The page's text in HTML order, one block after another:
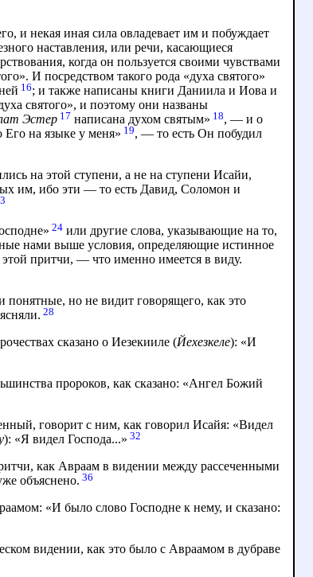
и некая иная сила овладевает им и побуждает
наставления, или речи, касающиеся
когда он пользуется своими чувствами
И посредством такого рода «духа святого»
16; и также написаны книги Даниила и Иова и
святого», и поэтому они названы
Эстер 17 написана духом святым» 18, — и о
Его на языке у меня» 19, — то есть Он побудил
на этой ступени, а не на ступени Исайи,
им, ибо эти — то есть Давид, Соломон и
24 или другие слова, указывающие на то,
нами выше условия, определяющие истинное
этой притчи, — что именно имеется в виду.
но не видит говорящего, как это
28
сказано о Иезекииле (Йехезкеле): «И
пророков, как сказано: «Ангел Божий
говорит с ним, как говорил Исайя: «Видел
): «Я видел Господа...» 32
как Авраам в видении между рассеченными
объяснено. 36
«И было слово Господне к нему, и сказано:
видении, как это было с Авраамом в дубраве